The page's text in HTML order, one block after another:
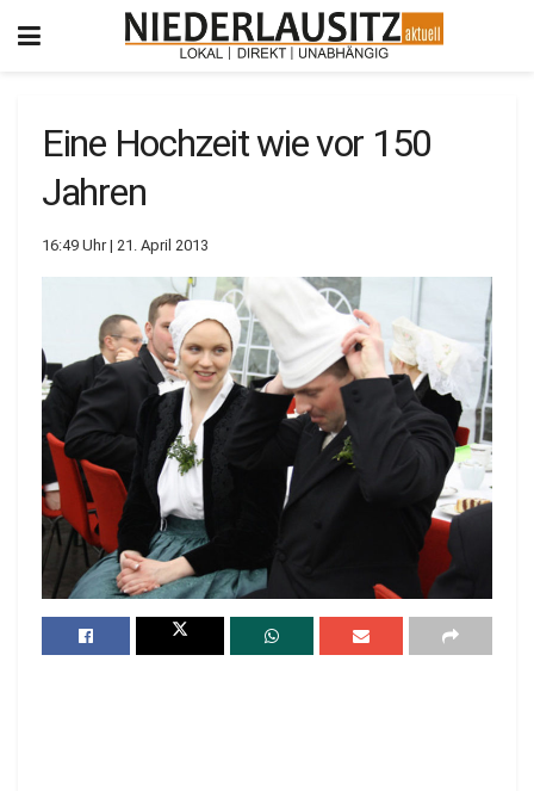
Eine Hochzeit wie vor 150
Jahren
16:49 Uhr | 21. April 2013